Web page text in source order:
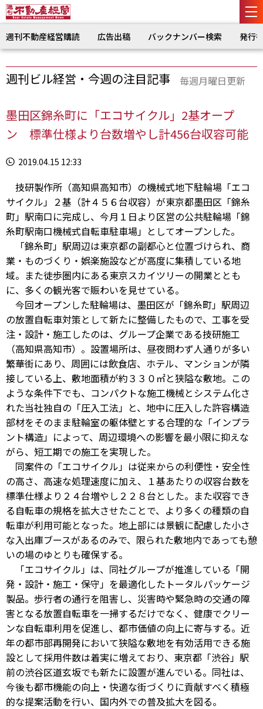
週刊不動産経営購読 広告出稿 バックナンバー検索 発行
週刊ビル経営・今週の注目記事 毎週月曜日更新
墨田区錦糸町に「エコサイクル」2基オープ
ン 標準仕様より台数増やし計456台収容可能
2019.04.15 12:33
技研製作所（高知県高知市）の機械式地下駐輪場「エコ
サイクル」２基（計４５６台収容）が東京都墨田区「錦糸
町」駅南口に完成し、今月１日より区営の公共駐輪場「錦
糸町駅南口機械式自転車駐車場」としてオープンした。
「錦糸町」駅周辺は東京都の副都心と位置づけられ、商
業・ものづくり・娯楽施設などが高度に集積している地
域。また徒歩圏内にある東京スカイツリーの開業ととも
に、多くの観光客で賑わいを見せている。
今回オープンした駐輪場は、墨田区が「錦糸町」駅周辺
の放置自転車対策として新たに整備したもので、工事を受
注・設計・施工したのは、グループ企業である技研施工
（高知県高知市）。設置場所は、昼夜問わず人通りが多い
繁華街にあり、周囲には飲食店、ホテル、マンションが隣
接している上、敷地面積が約３３０㎡と狭隘な敷地。この
ような条件下でも、コンパクトな施工機械とシステム化さ
れた当社独自の「圧入工法」と、地中に圧入した許容構造
部材をそのまま駐輪室の躯体壁とする合理的な「インプラ
ント構造」によって、周辺環境への影響を最小限に抑えな
がら、短工期での施工を実現した。
同案件の「エコサイクル」は従来からの利便性・安全性
の高さ、高速な処理速度に加え、１基あたりの収容台数を
標準仕様より２４台増やし２２８台とした。また収容でき
る自転車の規格を拡大させたことで、より多くの種類の自
転車が利用可能となった。地上部には景観に配慮した小さ
な入出庫ブースがあるのみで、限られた敷地内であっても憩
いの場のゆとりも確保する。
「エコサイクル」は、同社グループが推進している「開
発・設計・施工・保守」を最適化したトータルパッケージ
製品。歩行者の通行を阻害し、災害時や緊急時の交通の障
害となる放置自転車を一掃するだけでなく、健康でクリー
ンな自転車利用を促進し、都市価値の向上に寄与する。近
年の都市部再開発において狭隘な敷地を有効活用できる施
設として採用件数は着実に増えており、東京都「渋谷」駅
前の渋谷区道玄坂でも新たに設置が進んでいる。同社は、
今後も都市機能の向上・快適な街づくりに貢献すべく積極
的な提案活動を行い、国内外での普及拡大を図る。